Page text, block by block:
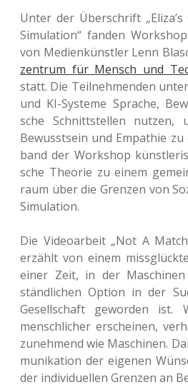
Unter der Über­schrift
Simu­la­ti­on“ fanden
von Medi­en­künst­ler Lenn
zen­trum für Mensch und
statt. Die Teil­neh­men­den
und KI-Sys­te­me Spra­che,
sche Schnitt­stel­len nutzen,
Bewusst­sein und Empa­thie
band der Work­shop
sche Theo­rie zu einem
raum über die Gren­zen von
Simulation.
Die Video­ar­beit „Not A
erzählt von einem
einer Zeit, in der
ständ­li­chen Option in der
Gesell­schaft gewor­den ist.
mensch­li­cher erschei­nen,
zuneh­mend wie Maschi­nen.
mu­ni­ka­ti­on der eige­nen
der indi­vi­du­el­len Gren­zen an